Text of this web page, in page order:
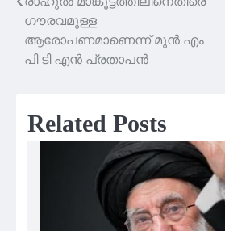
Post
navigation
ഗൗരവമുള്ള
ആരോപണമാണെന്ന് മുൻ എം
പി ടി എൻ പ്രതാപൻ
Related Posts